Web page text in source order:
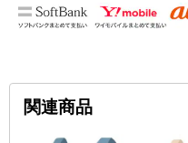
関連商品